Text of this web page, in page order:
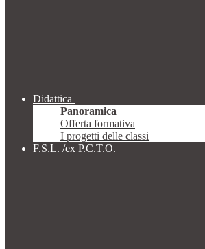
Didattica
Panoramica
Offerta formativa
I progetti delle classi
F.S.L. /ex P.C.T.O.